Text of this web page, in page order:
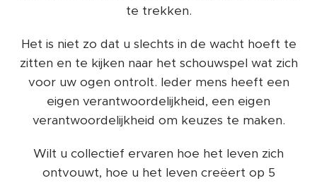
te trekken.
Het is niet zo dat u slechts in de wacht hoeft te
zitten en te kijken naar het schouwspel wat zich
voor uw ogen ontrolt. Ieder mens heeft een
eigen verantwoordelijkheid, een eigen
verantwoordelijkheid om keuzes te maken.
Wilt u collectief ervaren hoe het leven zich
ontvouwt, hoe u het leven creëert op 5